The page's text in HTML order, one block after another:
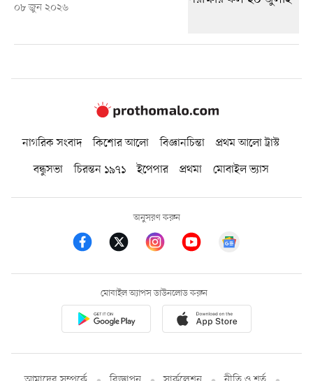
০৮ জুন ২০২৬
নাগরিক সংবাদ কিশোর আলো বিজ্ঞানচিন্তা
প্রথম আলো ট্রাস্ট
বন্ধুসভা
চিরন্তন ১৯৭১ ইপেপার প্রথমা মোবাইল ভ্যাস
অনুসরণ করুন
মোবাইল অ্যাপস ডাউনলোড করুন